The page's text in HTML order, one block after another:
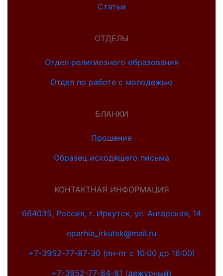
Статьи
ОТДЕЛЫ
Отдел религиозного образования
Отдел по работе с молодежью
БЛАНКИ
Прошение
Образец исходящего письма
КОНТАКТНАЯ ИНФОРМАЦИЯ
664035, Россия, г. Иркутск, ул. Ангарская, 14
eparhia_irkutsk@mail.ru
+7-3952-77-87-30 (пн-пт с 10:00 до 16:00)
+7-3952-77-84-81 (дежурный)